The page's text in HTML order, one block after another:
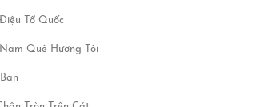
Tổ Quốc
Quê Hương Tôi